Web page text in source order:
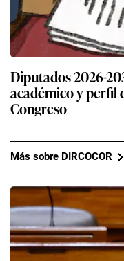
Diputados 2026-
académico y perfil
Congreso
Más sobre DIRCOCOR